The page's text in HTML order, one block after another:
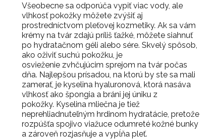
Všeobecne sa odporúča vypiť viac vody, ale
vlhkosť pokožky môžete zvýšiť aj
prostredníctvom pleťovej kozmetiky. Ak sa vám
krémy na tvár zdajú príliš ťažké, môžete siahnuť
po hydratačnom géli alebo sére. Skvelý spôsob,
ako oživiť suchú pokožku, je
osvieženie zvhčujúcim sprejom na tvár počas
dňa. Najlepšou prísadou, na ktorú by ste sa mali
zamerať, je kyselina hyaluronová, ktorá nasáva
vlhkosť ako špongia a bráni jej úniku z
pokožky. Kyselina mliečna je tiež
neprehliadnuteľným hrdinom hydratácie, pretože
rozpúšťa spojivo viažuce odumreté kožné bunky
a zároveň rozjasňuje a vypĺňa pleť.